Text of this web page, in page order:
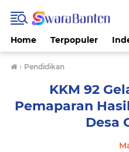
Home Terpopuler
› Pendidikan
KKM 92
Pemaparan
Desa